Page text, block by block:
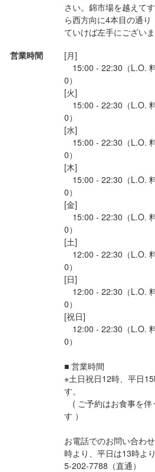
さい。錦市場を越えて
ら西方向に4本目の通
ていけば左手にございま
営業時間
[月]
15:00 - 22:30（L.O.
0）
[火]
15:00 - 22:30（L.O.
0）
[水]
15:00 - 22:30（L.O.
0）
[木]
15:00 - 22:30（L.O.
0）
[金]
15:00 - 22:30（L.O.
0）
[土]
12:00 - 22:30（L.O.
0）
[日]
12:00 - 22:30（L.O.
0）
[祝日]
12:00 - 22:30（L.O.
0）
■ 営業時間
※土日祝日12時、平日
す。
( ご予約はお食事を伴
す ）
お電話でのお問い合わ
時より、平日は13時よ
5-202-7788（直通）
求める人物像
・決まったマニュアルに縛られず、お
・将来の料理長・店長として、店舗運
・料理やワインの知識を活かし、売上
・自分のアイデアで「お店を育てる」
お店の採用担当者からのメッ
どこそこのレストランで何年勤めた！
料理を愛する心、そしてお客様を喜ば
る姿勢。それが大事だと思います。
学ぼうとする心、謙虚な姿勢があれば
京都ダイナーには溢れています。
ご応募お待ちしています。
・3年以上の調理経験を活かしてステ
・ルーティンワークではなく自由に
・将来の料理長候補や、独立を目指し
・料理だけでなく、ワインの専門知識
・自分のアイデアでお店を盛り上げる
お店の採用担当者からのメッ
どこそこのレストランで何年勤めた！
料理を愛する心、そしてお客様を喜ば
る姿勢。それが大事だと思います。
学ぼうとする心、謙虚な姿勢があれば
京都ダイナーには溢れています。
ご応募お待ちしています。
京都府京都市中京区柳馬場通錦小路上
・周りのスタッフと協力して働ける方
選考の流れ
お店の採用担当者からのメッ
どこそこのレストランで何年勤めた！
料理を愛する心、そしてお客様を喜ば
る姿勢。それが大事だと思います。
学ぼうとする心、謙虚な姿勢があれば
京都ダイナーには溢れています。
ご応募お待ちしています。
京都府京都市中京区柳馬場通錦小路上
法人名・事業者名
最終更新日2026/08/03